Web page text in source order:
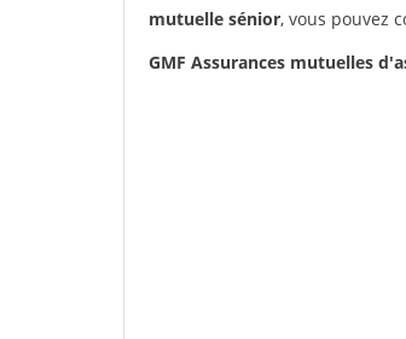
mutuelle sénior, vous pouvez
GMF Assurances mutuelles